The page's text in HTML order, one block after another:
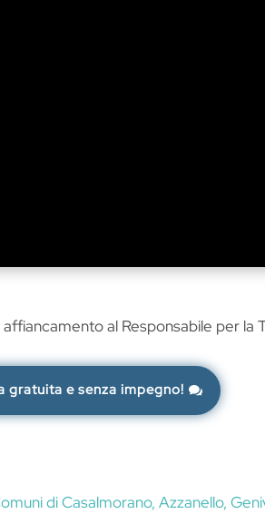
al Responsabile per la
gratuita e senza impegno!
di Casalmorano, Azzanello,